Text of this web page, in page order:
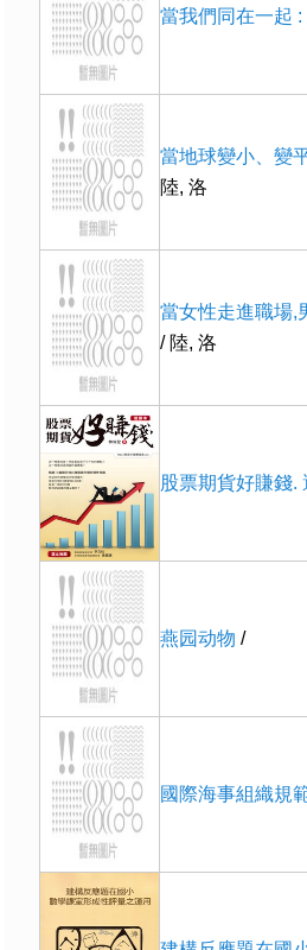
當我們同在一起
當地球變小、變
陸, 洛
當女性走進職場,
/ 陸, 洛
股票期貨好賺錢.
燕园动物 /
國際海事組織規